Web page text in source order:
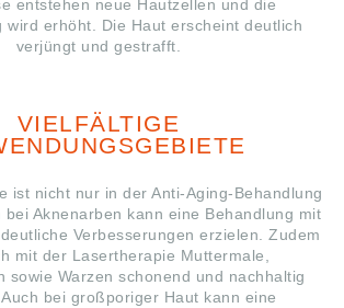
entstehen neue Hautzellen und die
wird erhöht. Die Haut erscheint deutlich
verjüngt und gestrafft.
VIELFÄLTIGE
ist nicht nur in der Anti-Aging-Behandlung
bei Aknenarben kann eine Behandlung mit
Verbesserungen erzielen. Zudem
mit der Lasertherapie Muttermale,
sowie Warzen schonend und nachhaltig
bei großporiger Haut kann eine